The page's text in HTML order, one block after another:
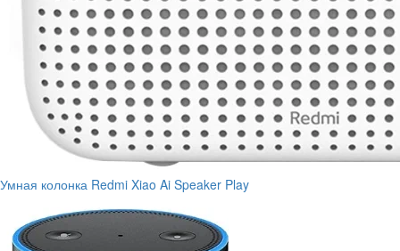
Умная колонка Redmi Xiao Ai Speaker Play